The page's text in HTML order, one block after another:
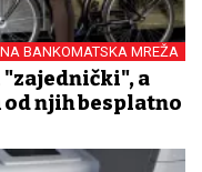
BANKOMATSKA MREŽA
a
od njih besplatno